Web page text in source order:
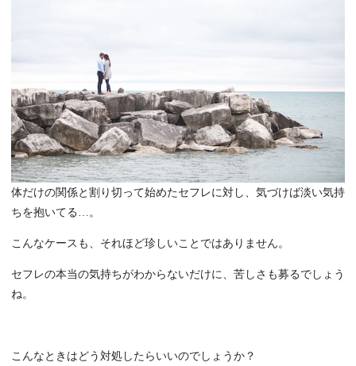
体だけの関係と割り切って始めたセフレに対し、気づけば淡い気持
ちを抱いてる…。
こんなケースも、それほど珍しいことではありません。
セフレの本当の気持ちがわからないだけに、苦しさも募るでしょう
ね。
こんなときはどう対処したらいいのでしょうか？